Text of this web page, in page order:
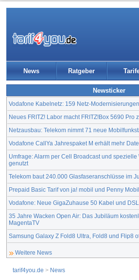
News Ratgeber
Newsticker
Vodafone Kabelnetz: 159 Netz-
Neues FRITZ! Labor macht FRITZ!Box 5690 Pro
Netzausbau: Telekom nimmt 71 neue
Vodafone CallYa Jahrespaket M erhält mehr
Umfrage: Alarm per Cell Broadcast und
genutzt
Telekom baut 240.000 Glasfaseranschlüsse im
Prepaid Basic Tarif von ja! mobil und Penny
Vodafone: Neue GigaZuhause 50 Kabel und
35 Jahre Wacken Open Air: Das Jubiläum
MagentaTV
Samsung Galaxy Z Fold8 Ultra, Fold8 und Flip8
Weitere News
tarif4you.de > News